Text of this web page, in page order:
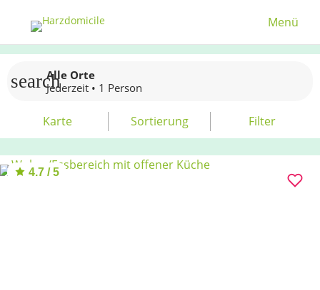
Menü
searchAlle Orte
Jederzeit • 1 Person
Karte Sortierung Filter
4.7 / 5